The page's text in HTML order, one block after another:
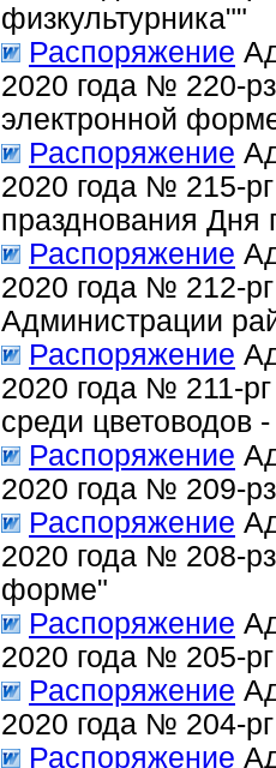
физкультурника""
Распоряжение
2020 года № 220-
электронной
Распоряжение
2020 года № 215-
празднования Дня
Распоряжение
2020 года № 212-
Администрации
Распоряжение
2020 года № 211-
среди цветоводов
Распоряжение
2020 года № 209-
Распоряжение
2020 года № 208-
форме"
Распоряжение
2020 года № 205-
Распоряжение
2020 года № 204-
Распоряжение